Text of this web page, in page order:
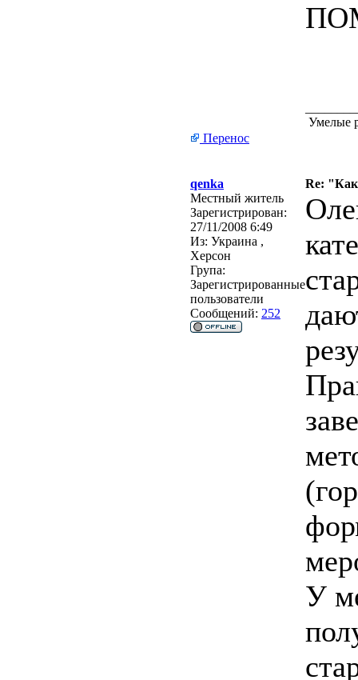
Умелые
Перенос
qenka
Re:
Местный житель
Зарегистрирован:
27/11/2008 6:49
Из: Украина ,
Херсон
Група:
Зарегистрированные
пользователи
Сообщений: 252
У